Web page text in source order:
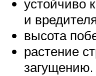
устойчиво
и
высота
растение
загущению.